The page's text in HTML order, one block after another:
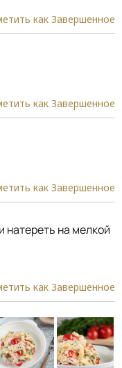
как Завершенное
как Завершенное
как Завершенное
натереть на мелкой
как Завершенное